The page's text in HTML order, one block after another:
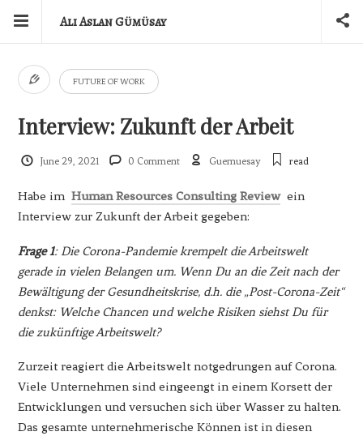
Ali Aslan Gümüsay
FUTURE OF WORK
Interview: Zukunft der Arbeit
June 29, 2021 0 Comment Guemuesay read
Habe im Human Resources Consulting Review ein
Interview zur Zukunft der Arbeit gegeben:
Frage 1: Die Corona-Pandemie krempelt die Arbeitswelt
gerade in vielen Belangen um. Wenn Du an die Zeit nach der
Bewältigung der Gesundheitskrise, d.h. die „Post-Corona-Zeit“
denkst: Welche Chancen und welche Risiken siehst Du für
die zukünftige Arbeitswelt?
Zurzeit reagiert die Arbeitswelt notgedrungen auf Corona.
Viele Unternehmen sind eingeengt in einem Korsett der
Entwicklungen und versuchen sich über Wasser zu halten.
Das gesamte unternehmerische Können ist in diesen